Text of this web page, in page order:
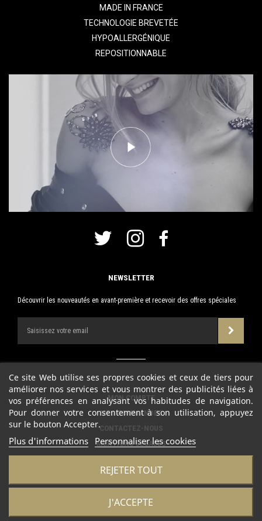
MADE IN FRANCE
TECHNOLOGIE BREVETÉE
HYPOALLERGÉNIQUE
REPOSITIONNABLE
Ce site Web utilise ses propres cookies et ceux de tiers pour
améliorer nos services et vous montrer des publicités liées à
vos préférences en analysant vos habitudes de navigation.
Pour donner votre consentement à son utilisation, appuyez
sur le bouton Accepter.
Plus d'informations Personnaliser les cookies
REJETER TOUT
J'ACCEPTE
NEWSLETTER
Découvrir les nouveautés en avant-première et recevoir des offres spéciales
MON COMPTE
MES COMMANDES
CONTACTEZ-NOUS
MENTIONS LÉGALES
CONDITIONS D'UTILISATION
POLITIQUE DE CONFIDENTIALITÉ